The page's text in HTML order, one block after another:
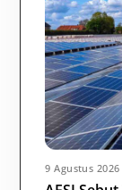
9 Agustus 2026